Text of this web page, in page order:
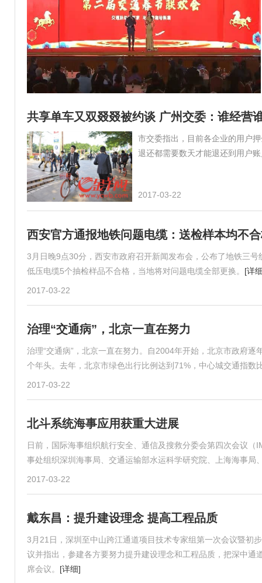
共享单车又双叕叕被约谈 广州交委：谁经营
市交委指出，目前各企业的用户
退还都需要数天才能退还到用户
2017-03-22
西安官方通报地铁问题电缆：送检样本均不
3月日晚9点30分，西安市政府召开新闻发布会，公布了地铁三
低压电缆5个抽检样品不合格，当地将对问题电缆全部更换。 [详
2017-03-22
治理“交通病”，北京一直在努力
治理“交通病”，北京一直在努力。自2004年开始，北京市政府
个年头。去年，北京市绿色出行比例达到71%，中心城交通指数
2017-03-22
北斗系统海事应用获重大进展
日前，国际海事组织航行安全、通信及搜救分委会第四次会议
事处组织深圳海事局、交通运输部水运科学研究院、上海海事局
2017-03-22
戴东昌：提升建设理念 提高工程品质
3月21日，深圳至中山跨江通道项目技术专家组第一次会议暨初
议并指出，参建各方要努力提升建设理念和工程品质，把深中
席会议。 [详细]